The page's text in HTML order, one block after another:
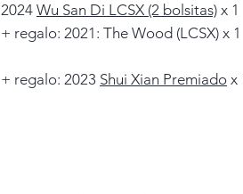
2024 Wu San Di LCSX (2 bolsitas) x 1
+ regalo: 2021: The Wood (LCSX) x 1
+ regalo: 2023 Shui Xian Premiado x